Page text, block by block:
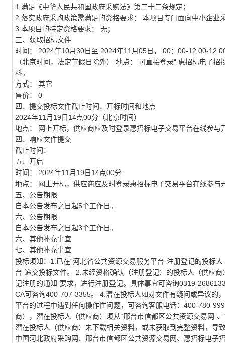
1.满足《中华人民共和国政府采购法》第二十二条规定；
2.落实政府采购政策需满足的资格要求： 本项目专门面向中小企业
3.本项目的特定资格要求： 无；
三、获取招标文件
时间：
2024年10月30日至 2024年11月05日， 00：00-12:00-
（北京时间，法定节假日除外）
地点：
可直接登录“ 惠招标电子招
料。
方式：
其它
售价：
0
四、提交投标文件截止时间、开标时间和地点
2024年11月19日14点00分（北京时间）
地点：
网上开标，供应商应及时登录惠招标电子交易平台在线参与
四、响应文件提交
截止时间：
五、开启
时间：
2024年11月19日14点00分
地点：
网上开标，供应商应及时登录惠招标电子交易平台在线参与
五、公告期限
自本公告发布之日起5个工作日。
六、公告期限
自本公告发布之日起3个工作日。
六、其他补充事宜
七、其他补充事宜
投标须知：1.已在“河北省公共资源交易服务平台”注册登记的投标
台”递交投标文件。 2.未经资格确认（注册登记）的投标人（供应
记注册的通知”要求，进行注册登记。具体事宜可咨询0319-
CA可咨询400-707-3355。 4.潜在投标人如对文件有疑问或异议的
平台的过程中遇到任何操作性问题，可咨询客服电话：400-780-
商），潜在投标人（供应商）须从“邢台市信都区公共资源交易网”
潜在投标人（供应商）未下载相关资料，或未获取到完整资料，
中国河北政府采购网、邢台市信都区公共资源交易网、惠招标电